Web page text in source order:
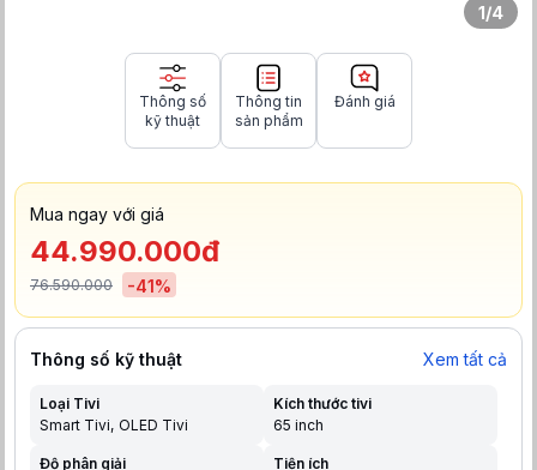
1/4
Thông số
kỹ thuật
Thông tin
sản phẩm
Đánh giá
Mua ngay với giá
44.990.000đ
76.590.000 -41%
Thông số kỹ thuật Xem tất cả
Loại Tivi
Smart Tivi OLED Tivi
Kích thước tivi
65 inch
Độ phân giải
Tiện ích